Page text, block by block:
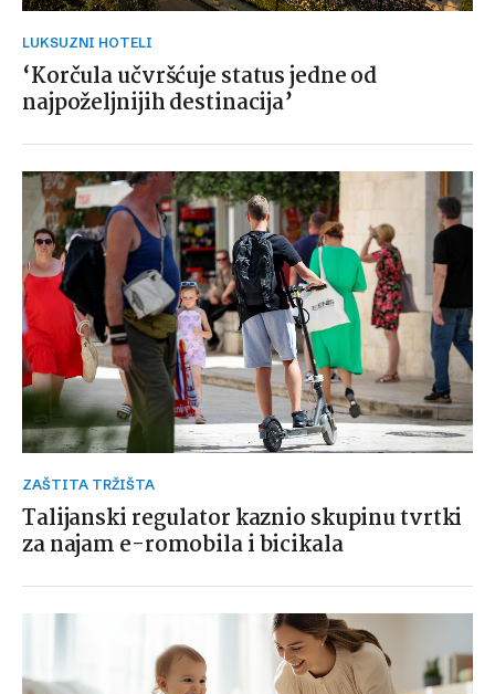
LUKSUZNI HOTELI
‘Korčula učvršćuje status jedne od
najpoželjnijih destinacija’
ZAŠTITA TRŽIŠTA
Talijanski regulator kaznio skupinu tvrtki
za najam e-romobila i bicikala